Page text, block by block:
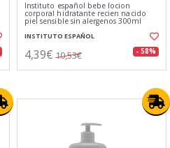
Instituto español bebe locion
corporal hidratante recien nacido
piel sensible sin alergenos 300ml
INSTITUTO ESPAÑOL
4,39€ 10,53€ - 58%